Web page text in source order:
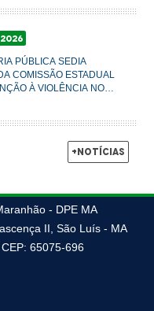
PÚBLICA SEDIA
COMISSÃO ESTADUAL
À VIOLÊNCIA NO
+Notícias
- DPE MA
II, São Luís - MA
65075-696